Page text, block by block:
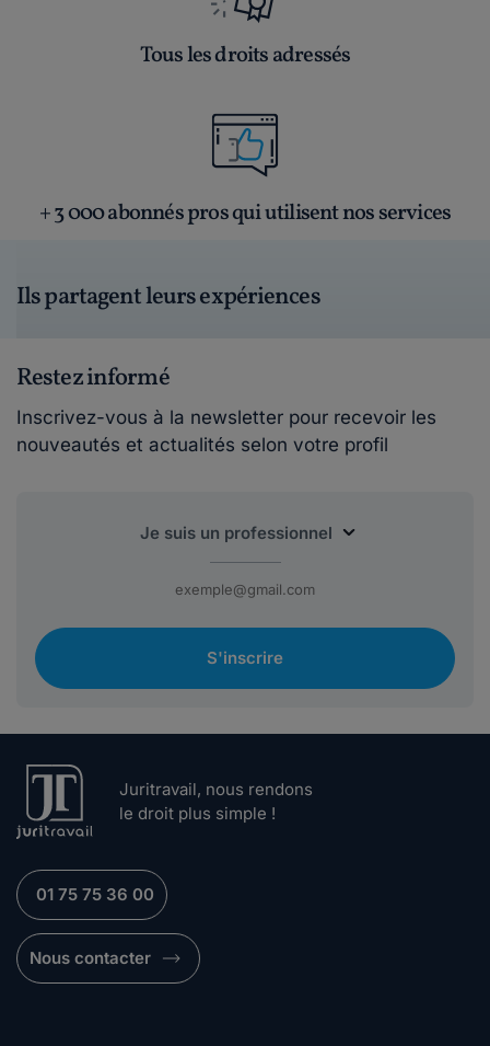
Tous les droits adressés
+ 3 000 abonnés pros qui utilisent nos services
Ils partagent leurs expériences
Restez informé
Inscrivez-vous à la newsletter pour recevoir les
nouveautés et actualités selon votre profil
S'inscrire
Juritravail, nous rendons
le droit plus simple !
01 75 75 36 00
Nous contacter